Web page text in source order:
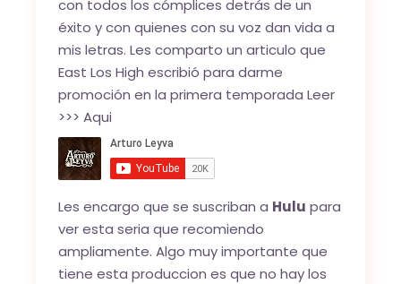
con todos los cómplices detrás de un
éxito y con quienes con su voz dan vida a
mis letras. Les comparto un articulo que
East Los High escribió para darme
promoción en la primera temporada Leer
>>>Aqui
Les encargo que se suscriban a Hulu para
ver esta seria que recomiendo
ampliamente. Algo muy importante que
tiene esta produccion es que no hay los